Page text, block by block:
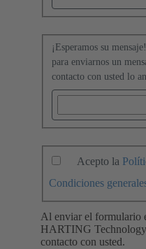
¡Esperamos su
para enviarnos un
contacto con usted lo
Acepto la
Condiciones
Al enviar el formulario
HARTING
contacto con usted.